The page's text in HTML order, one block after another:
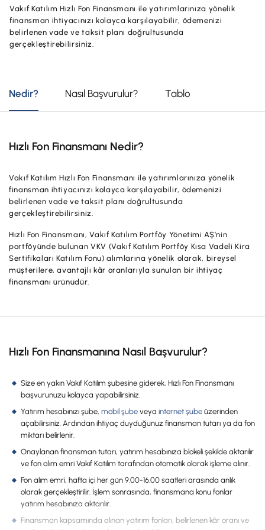
Hesaplar
Yatırım
Sigorta ve Emeklilik
Başvuru Yap
ÜRÜN VE HİZMETLERİMİZ
Hesaplar
Finansmanlar
POS Ürünleri
Dış Ticaret
Nakit Yönetimi
Sektörel Paketler
İş Birliklerimiz
Başvuru Yap
Ürün ve Hizmet Ücretleri
Vakıf Katılım Hızlı Fon Finansmanı ile yatırımlarınıza yönelik
finansman ihtiyacınızı kolayca karşılayabilir, ödemenizi
belirlenen vade ve taksit planı doğrultusunda
gerçekleştirebilirsiniz.
Nedir? Nasıl Başvurulur? Tablo
Hızlı Fon Finansmanı Nedir?
Vakıf Katılım Hızlı Fon Finansmanı ile yatırımlarınıza yönelik
finansman ihtiyacınızı kolayca karşılayabilir, ödemenizi
belirlenen vade ve taksit planı doğrultusunda
gerçekleştirebilirsiniz.
Hızlı Fon Finansmanı, Vakıf Katılım Portföy Yönetimi AŞ’nin
portföyünde bulunan VKV (Vakıf Katılım Portföy Kısa Vadeli Kira
Sertifikaları Katılım Fonu) alımlarına yönelik olarak, bireysel
müşterilere, avantajlı kâr oranlarıyla sunulan bir ihtiyaç
finansmanı ürünüdür.
Hızlı Fon Finansmanına Nasıl Başvurulur?
Size en yakın Vakıf Katılım şubesine giderek, Hızlı Fon Finansmanı
başvurunuzu kolayca yapabilirsiniz.
Yatırım hesabınızı şube,mobil şube veyainternet şube üzerinden
açabilirsiniz. Ardından ihtiyaç duyduğunuz finansman tutarı ya da fon
miktarı belirlenir.
Onaylanan finansman tutarı, yatırım hesabınıza blokeli şekilde aktarılır
ve fon alım emri Vakıf Katılım tarafından otomatik olarak işleme alınır.
Fon alım emri, hafta içi her gün 9.00-16.00 saatleri arasında anlık
olarak gerçekleştirilir. İşlem sonrasında, finansmana konu fonlar
yatırım hesabınıza aktarılır.
Finansman kapsamında alınan yatırım fonları, belirlenen kâr oranı ve